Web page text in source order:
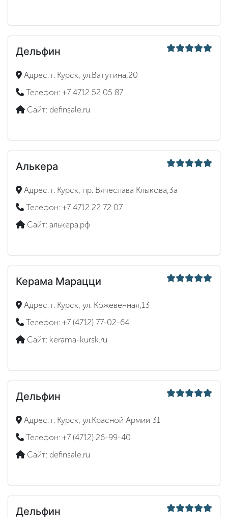
Дельфин
Адрес: г. Курск, ул.Ватутина,20
Телефон: +7 4712 52 05 87
Сайт: definsale.ru
Алькера
Адрес: г. Курск, пр. Вячеслава Клыкова,3а
Телефон: +7 4712 22 72 07
Сайт: алькера.рф
Керама Марацци
Адрес: г. Курск, ул. Кожевенная,13
Телефон: +7 (4712) 77-02-64
Сайт: kerama-kursk.ru
Дельфин
Адрес: г. Курск, ул.Красной Армии 31
Телефон: +7 (4712) 26-99-40
Сайт: definsale.ru
Дельфин